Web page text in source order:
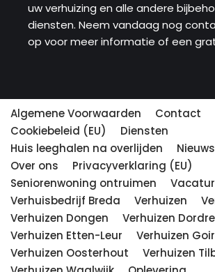
uw verhuizing en alle andere
diensten. Neem vandaag nog
op voor meer informatie of een
Algemene Voorwaarden
Contact
Cookiebeleid (EU)
Diensten
Huis leeghalen na overlijden
Nieuws
Over ons
Privacyverklaring (EU)
Seniorenwoning ontruimen
Verhuisbedrijf Breda
Verhuizen
Verhuizen Dongen
Verhuizen
Verhuizen Etten-Leur
Verhuizen
Verhuizen Oosterhout
Verhuizen